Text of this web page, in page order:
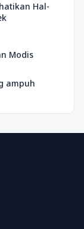
Hal-
Modis
ampuh